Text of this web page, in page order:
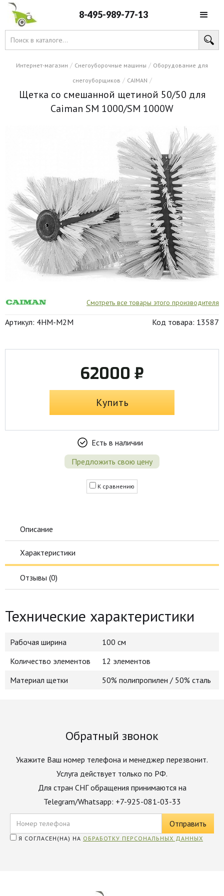
8-495-989-77-13
Интернет-магазин / Снегоуборочные машины / Оборудование для
снегоуборщиков / CAIMAN /
Щетка со смешанной щетиной 50/50 для
Caiman SM 1000/SM 1000W
Смотреть все товары этого производителя
Артикул: 4HM-M2M Код товара: 13587
62000 ₽
Купить
Есть в наличии
Предложить свою цену
К сравнению
Описание
Характеристики
Отзывы (0)
Технические характеристики
Рабочая ширина
100 см
Количество элементов
12 элементов
Материал щетки
50% полипропилен / 50% сталь
Обратный звонок
Укажите Ваш номер телефона и менеджер перезвонит.
Услуга действует только по РФ.
Для стран СНГ обращения принимаются на
Telegram/Whatsapp: +7-925-081-03-33
Я СОГЛАСЕН(НА) НА ОБРАБОТКУ ПЕРСОНАЛЬНЫХ ДАННЫХ